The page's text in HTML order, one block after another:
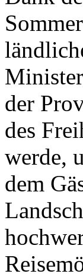
der
des
werde,
dem